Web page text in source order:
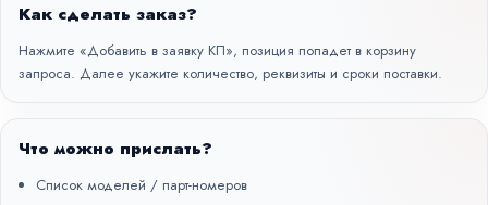
Как сделать заказ?
Нажмите «Добавить в заявку КП», позиция попадет в корзину
запроса. Далее укажите количество, реквизиты и сроки поставки.
Что можно прислать?
Список моделей / парт-номеров